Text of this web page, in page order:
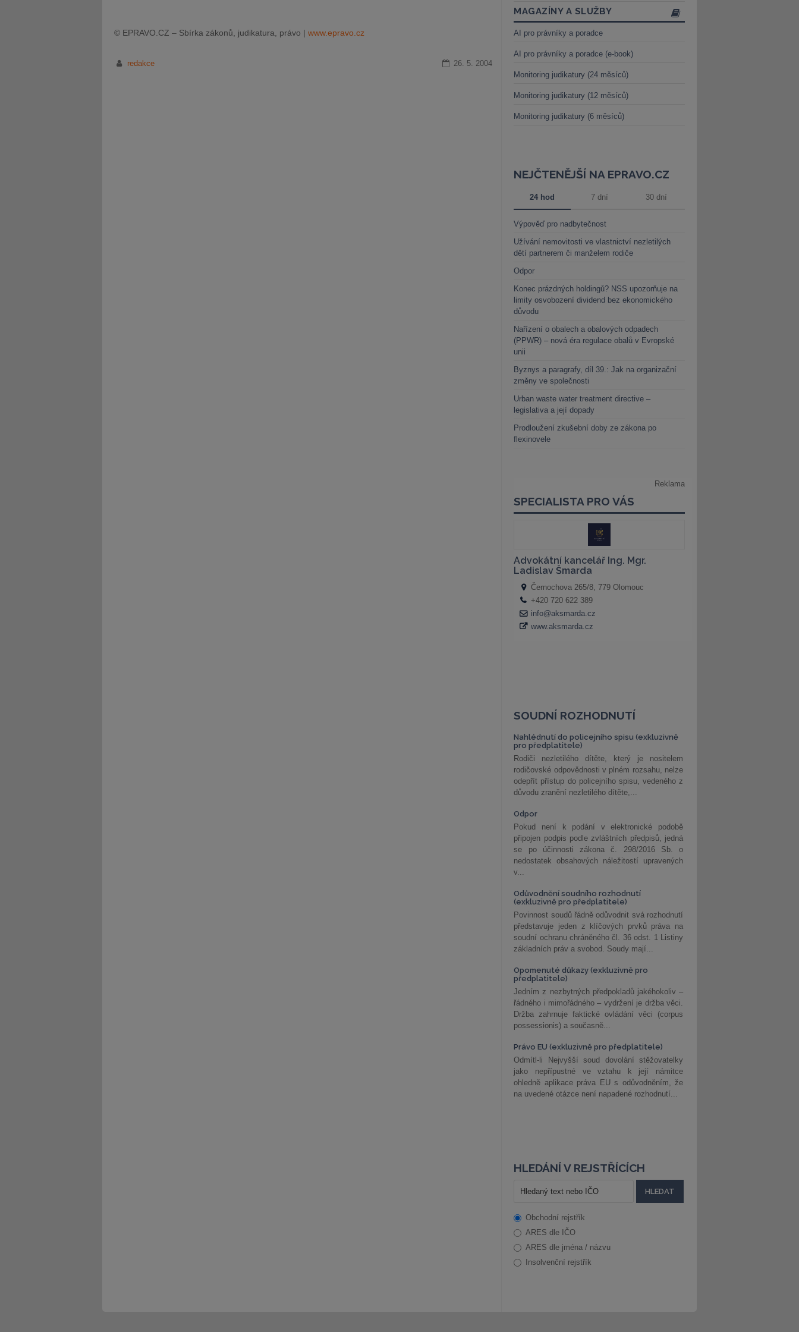
© EPRAVO.CZ – Sbírka zákonů, judikatura, právo | www.epravo.cz
redakce 26. 5. 2004
MAGAZÍNY A SLUŽBY
AI pro právníky a poradce
AI pro právníky a poradce (e-book)
Monitoring judikatury (24 měsíců)
Monitoring judikatury (12 měsíců)
Monitoring judikatury (6 měsíců)
NEJČTENĚJŠÍ NA EPRAVO.CZ
24 hod 7 dní 30 dní
Výpověď pro nadbytečnost
Užívání nemovitosti ve vlastnictví nezletilých
dětí partnerem či manželem rodiče
Odpor
Konec prázdných holdingů? NSS upozorňuje na
limity osvobození dividend bez ekonomického
důvodu
Nařízení o obalech a obalových odpadech
(PPWR) – nová éra regulace obalů v Evropské
unii
Byznys a paragrafy, díl 39.: Jak na organizační
změny ve společnosti
Urban waste water treatment directive –
legislativa a její dopady
Prodloužení zkušební doby ze zákona po
flexinovele
SOUDNÍ ROZHODNUTÍ
Nahlédnutí do policejního spisu (exkluzivně
pro předplatitele)
Rodiči nezletilého dítěte, který je nositelem
rodičovské odpovědnosti v plném rozsahu, nelze
odepřít přístup do policejního spisu, vedeného z
důvodu zranění nezletilého dítěte,...
Odpor
Pokud není k podání v elektronické podobě
připojen podpis podle zvláštních předpisů, jedná
se po účinnosti zákona č. 298/2016 Sb. o
nedostatek obsahových náležitostí upravených
v...
Odůvodnění soudního rozhodnutí
(exkluzivně pro předplatitele)
Povinnost soudů řádně odůvodnit svá rozhodnutí
představuje jeden z klíčových prvků práva na
soudní ochranu chráněného čl. 36 odst. 1 Listiny
základních práv a svobod. Soudy mají...
Opomenuté důkazy (exkluzivně pro
předplatitele)
Jedním z nezbytných předpokladů jakéhokoliv –
řádného i mimořádného – vydržení je držba věci.
Držba zahrnuje faktické ovládání věci (corpus
possessionis) a současně...
Právo EU (exkluzivně pro předplatitele)
Odmítl-li Nejvyšší soud dovolání stěžovatelky
jako nepřípustné ve vztahu k její námitce
ohledně aplikace práva EU s odůvodněním, že
na uvedené otázce není napadené rozhodnutí...
HLEDÁNÍ V REJSTŘÍCÍCH
Obchodní rejstřík
ARES dle IČO
ARES dle jména / názvu
Insolvenční rejstřík